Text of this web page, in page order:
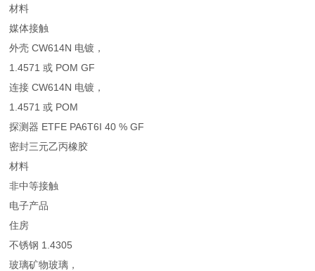
材料
媒体接触
外壳 CW614N 电镀，
1.4571 或 POM GF
连接 CW614N 电镀，
1.4571 或 POM
探测器 ETFE PA6T6I 40 % GF
密封三元乙丙橡胶
材料
非中等接触
电子产品
住房
不锈钢 1.4305
玻璃矿物玻璃，